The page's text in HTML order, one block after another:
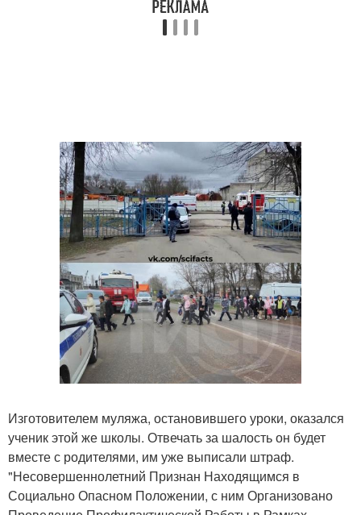
Изготовителем муляжа, остановившего уроки, оказался
ученик этой же школы. Отвечать за шалость он будет
вместе с родителями, им уже выписали штраф.
"Несовершеннолетний Признан Находящимся в
Социально Опасном Положении, с ним Организовано